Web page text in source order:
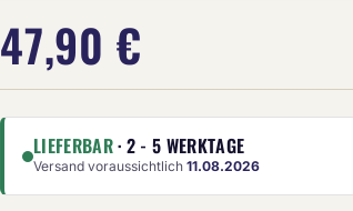
47,90 €
LIEFERBAR· 2 - 5 WERKTAGE
Versand voraussichtlich 11.08.2026